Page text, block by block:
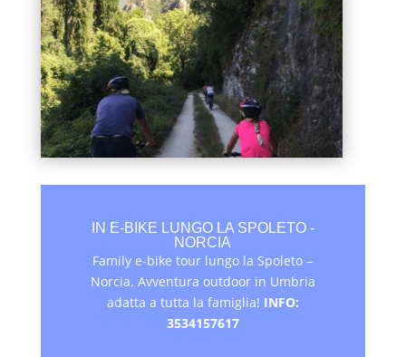
IN E-BIKE LUNGO LA SPOLETO -
NORCIA
Family e-bike tour lungo la Spoleto –
Norcia. Avventura outdoor in Umbria
adatta a tutta la famiglia! INFO:
3534157617